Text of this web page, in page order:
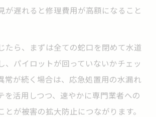
が遅れると修理費用が高額になること
たら、まずは全ての蛇口を閉めて水道
、パイロットが回っていないかチェッ
常が続く場合は、応急処置用の水漏れ
を活用しつつ、速やかに専門業者への
とが被害の拡大防止につながります。